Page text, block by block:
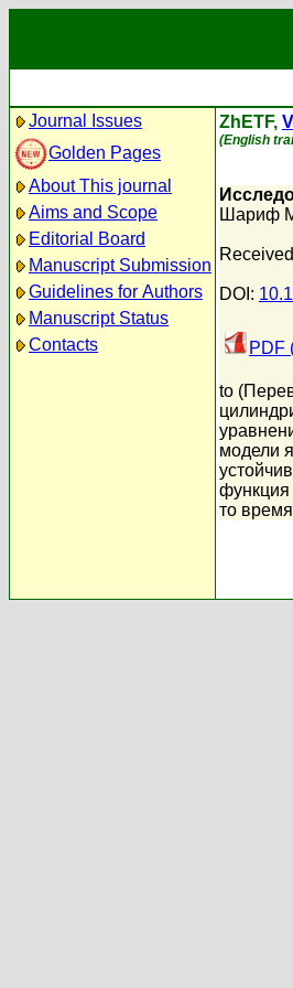
Journal Issues
Golden Pages
About This journal
Aims and Scope
Editorial Board
Manuscript Submission
Guidelines for Authors
Manuscript Status
Contacts
ZhETF,
(English
Шариф
DOI:
PDF
to
модели
функция
то